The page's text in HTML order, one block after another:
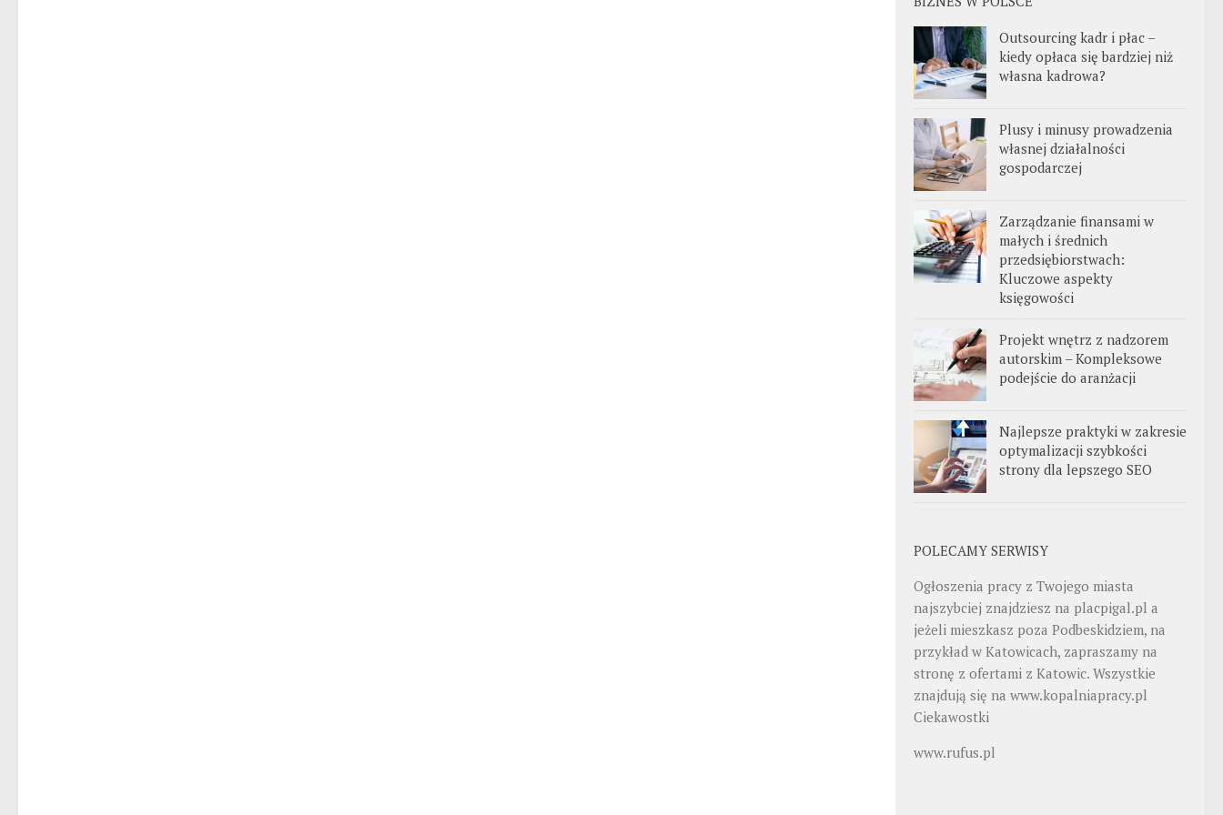
Outsourcing kadr i płac –
kiedy opłaca się bardziej niż
własna kadrowa?
Plusy i minusy prowadzenia
własnej działalności
gospodarczej
Zarządzanie finansami w
małych i średnich
przedsiębiorstwach:
Kluczowe aspekty
księgowości
Projekt wnętrz z nadzorem
autorskim – Kompleksowe
podejście do aranżacji
Najlepsze praktyki w zakresie
optymalizacji szybkości
strony dla lepszego SEO
POLECAMY SERWISY
Ogłoszenia pracy z Twojego miasta
najszybciej znajdziesz na placpigal.pl a
jeżeli mieszkasz poza Podbeskidziem, na
przykład w Katowicach, zapraszamy na
stronę z ofertami z Katowic. Wszystkie
znajdują się na www.kopalniapracy.pl
Ciekawostki
www.rufus.pl